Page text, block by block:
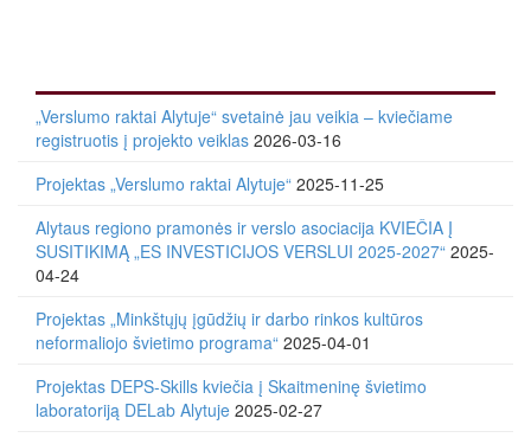
„Verslumo raktai Alytuje“ svetainė jau veikia – kviečiame
registruotis į projekto veiklas 2026-03-16
Projektas „Verslumo raktai Alytuje“ 2025-11-25
Alytaus regiono pramonės ir verslo asociacija KVIEČIA Į
SUSITIKIMĄ „ES INVESTICIJOS VERSLUI 2025-2027“ 2025-
04-24
Projektas „Minkštųjų įgūdžių ir darbo rinkos kultūros
neformaliojo švietimo programa“ 2025-04-01
Projektas DEPS-Skills kviečia į Skaitmeninę švietimo
laboratoriją DELab Alytuje 2025-02-27